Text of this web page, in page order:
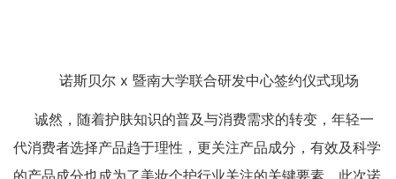
诺斯贝尔 x 暨南大学联合研发中心签约仪式现场
诚然，随着护肤知识的普及与消费需求的转变，年轻一
代消费者选择产品趋于理性，更关注产品成分，有效及科学